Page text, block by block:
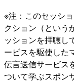
※注：このセッシ
クション（とい
ッションを拝聴し
ービスを駆使した
伝言送信サービス
ついて学ぶスポン